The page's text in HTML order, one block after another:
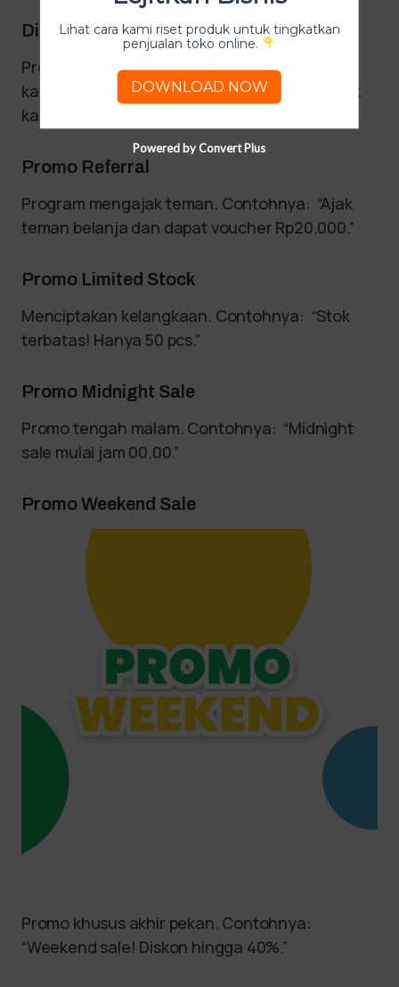
Diskon Ulang Tahun Pelanggan
Promo personal untuk pelanggan. Contoh
kalimatnya: “Diskon ulang tahun khusus untuk
kamu!”
Promo Referral
Program mengajak teman. Contohnya: “Ajak
teman belanja dan dapat voucher Rp20.000.”
Promo Limited Stock
Menciptakan kelangkaan. Contohnya: “Stok
terbatas! Hanya 50 pcs.”
Promo Midnight Sale
Promo tengah malam. Contohnya: “Midnight
sale mulai jam 00.00.”
Promo Weekend Sale
Promo khusus akhir pekan. Contohnya:
“Weekend sale! Diskon hingga 40%.”
Lihat cara kami riset produk untuk tingkatkan
penjualan toko online.
DOWNLOAD NOW
Powered by Convert Plus